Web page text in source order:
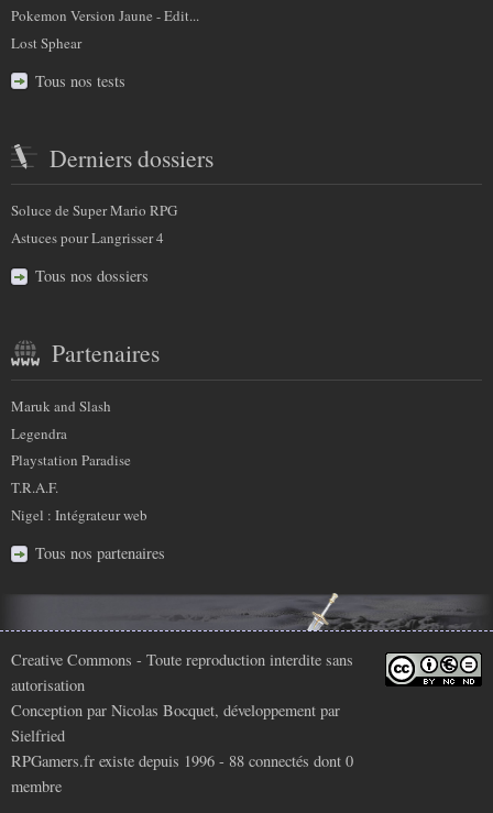
Pokemon Version Jaune - Edit...
Lost Sphear
Tous nos tests
Derniers dossiers
Soluce de Super Mario RPG
Astuces pour Langrisser 4
Tous nos dossiers
Partenaires
Maruk and Slash
Legendra
Playstation Paradise
T.R.A.F.
Nigel : Intégrateur web
Tous nos partenaires
Infos
légales
Creative Commons - Toute reproduction interdite sans
autorisation
Conception par Nicolas Bocquet, développement par
Sielfried
RPGamers.fr existe depuis 1996 - 88 connectés dont 0
membre